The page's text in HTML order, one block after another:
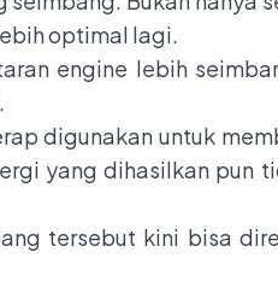
optimal lagi.
engine lebih
digunakan untuk
yang dihasilkan pun
tersebut kini bisa